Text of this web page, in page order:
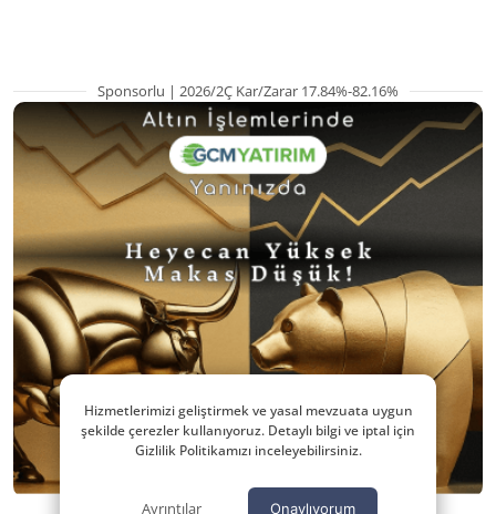
Sponsorlu | 2026/2Ç Kar/Zarar 17.84%-82.16%
Hizmetlerimizi geliştirmek ve yasal mevzuata uygun
şekilde çerezler kullanıyoruz. Detaylı bilgi ve iptal için
Gizlilik Politikamızı inceleyebilirsiniz.
Ayrıntılar Onaylıyorum